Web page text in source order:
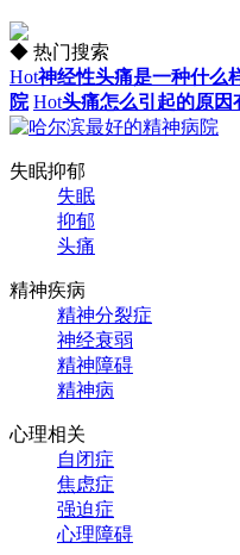
◆ 热门搜索
Hot神经性头痛是一种什么
院 Hot头痛怎么引起的原因
失眠抑郁
失眠
抑郁
头痛
精神疾病
精神分裂症
神经衰弱
精神障碍
精神病
心理相关
自闭症
焦虑症
强迫症
心理障碍